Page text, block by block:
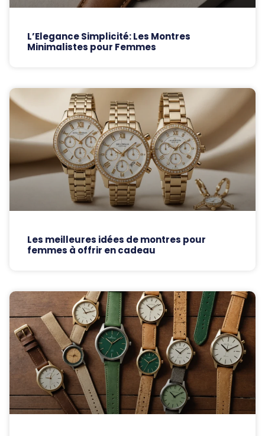
L’Elegance Simplicité: Les Montres
Minimalistes pour Femmes
Les meilleures idées de montres pour
femmes à offrir en cadeau